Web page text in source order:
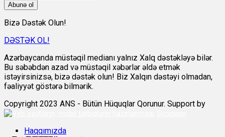
Abunə ol
Bizə Dəstək Olun!
DƏSTƏK OL!
Azərbaycanda müstəqil medianı yalnız Xalq dəstəkləyə bilər.
Bu səbəbdən azad və müstəqil xəbərlər əldə etmək
istəyirsinizsə, bizə dəstək olun! Biz Xalqın dəstəyi olmadan,
fəaliyyət göstərə bilmərik.
Copyright 2023 ANS - Bütün Hüquqlar Qorunur. Support by
Haqqımızda